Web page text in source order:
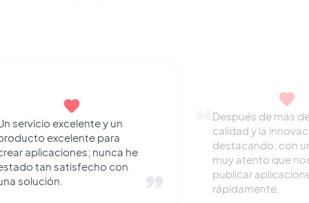
de más de 7 años, la
y la innovación siguen
con un equipo
que nos ayuda a
aplicaciones
La mejor plataforma de
aplicaciones según mi
experiencia: rica en
fiable desde hace 6
un soporte receptivo y
excelente relación
precio.